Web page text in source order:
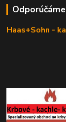
Haas+Sohn -